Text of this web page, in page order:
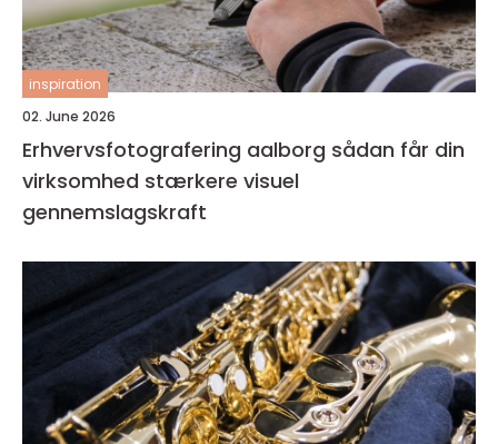
inspiration
02. June 2026
Erhvervsfotografering aalborg sådan får din
virksomhed stærkere visuel
gennemslagskraft